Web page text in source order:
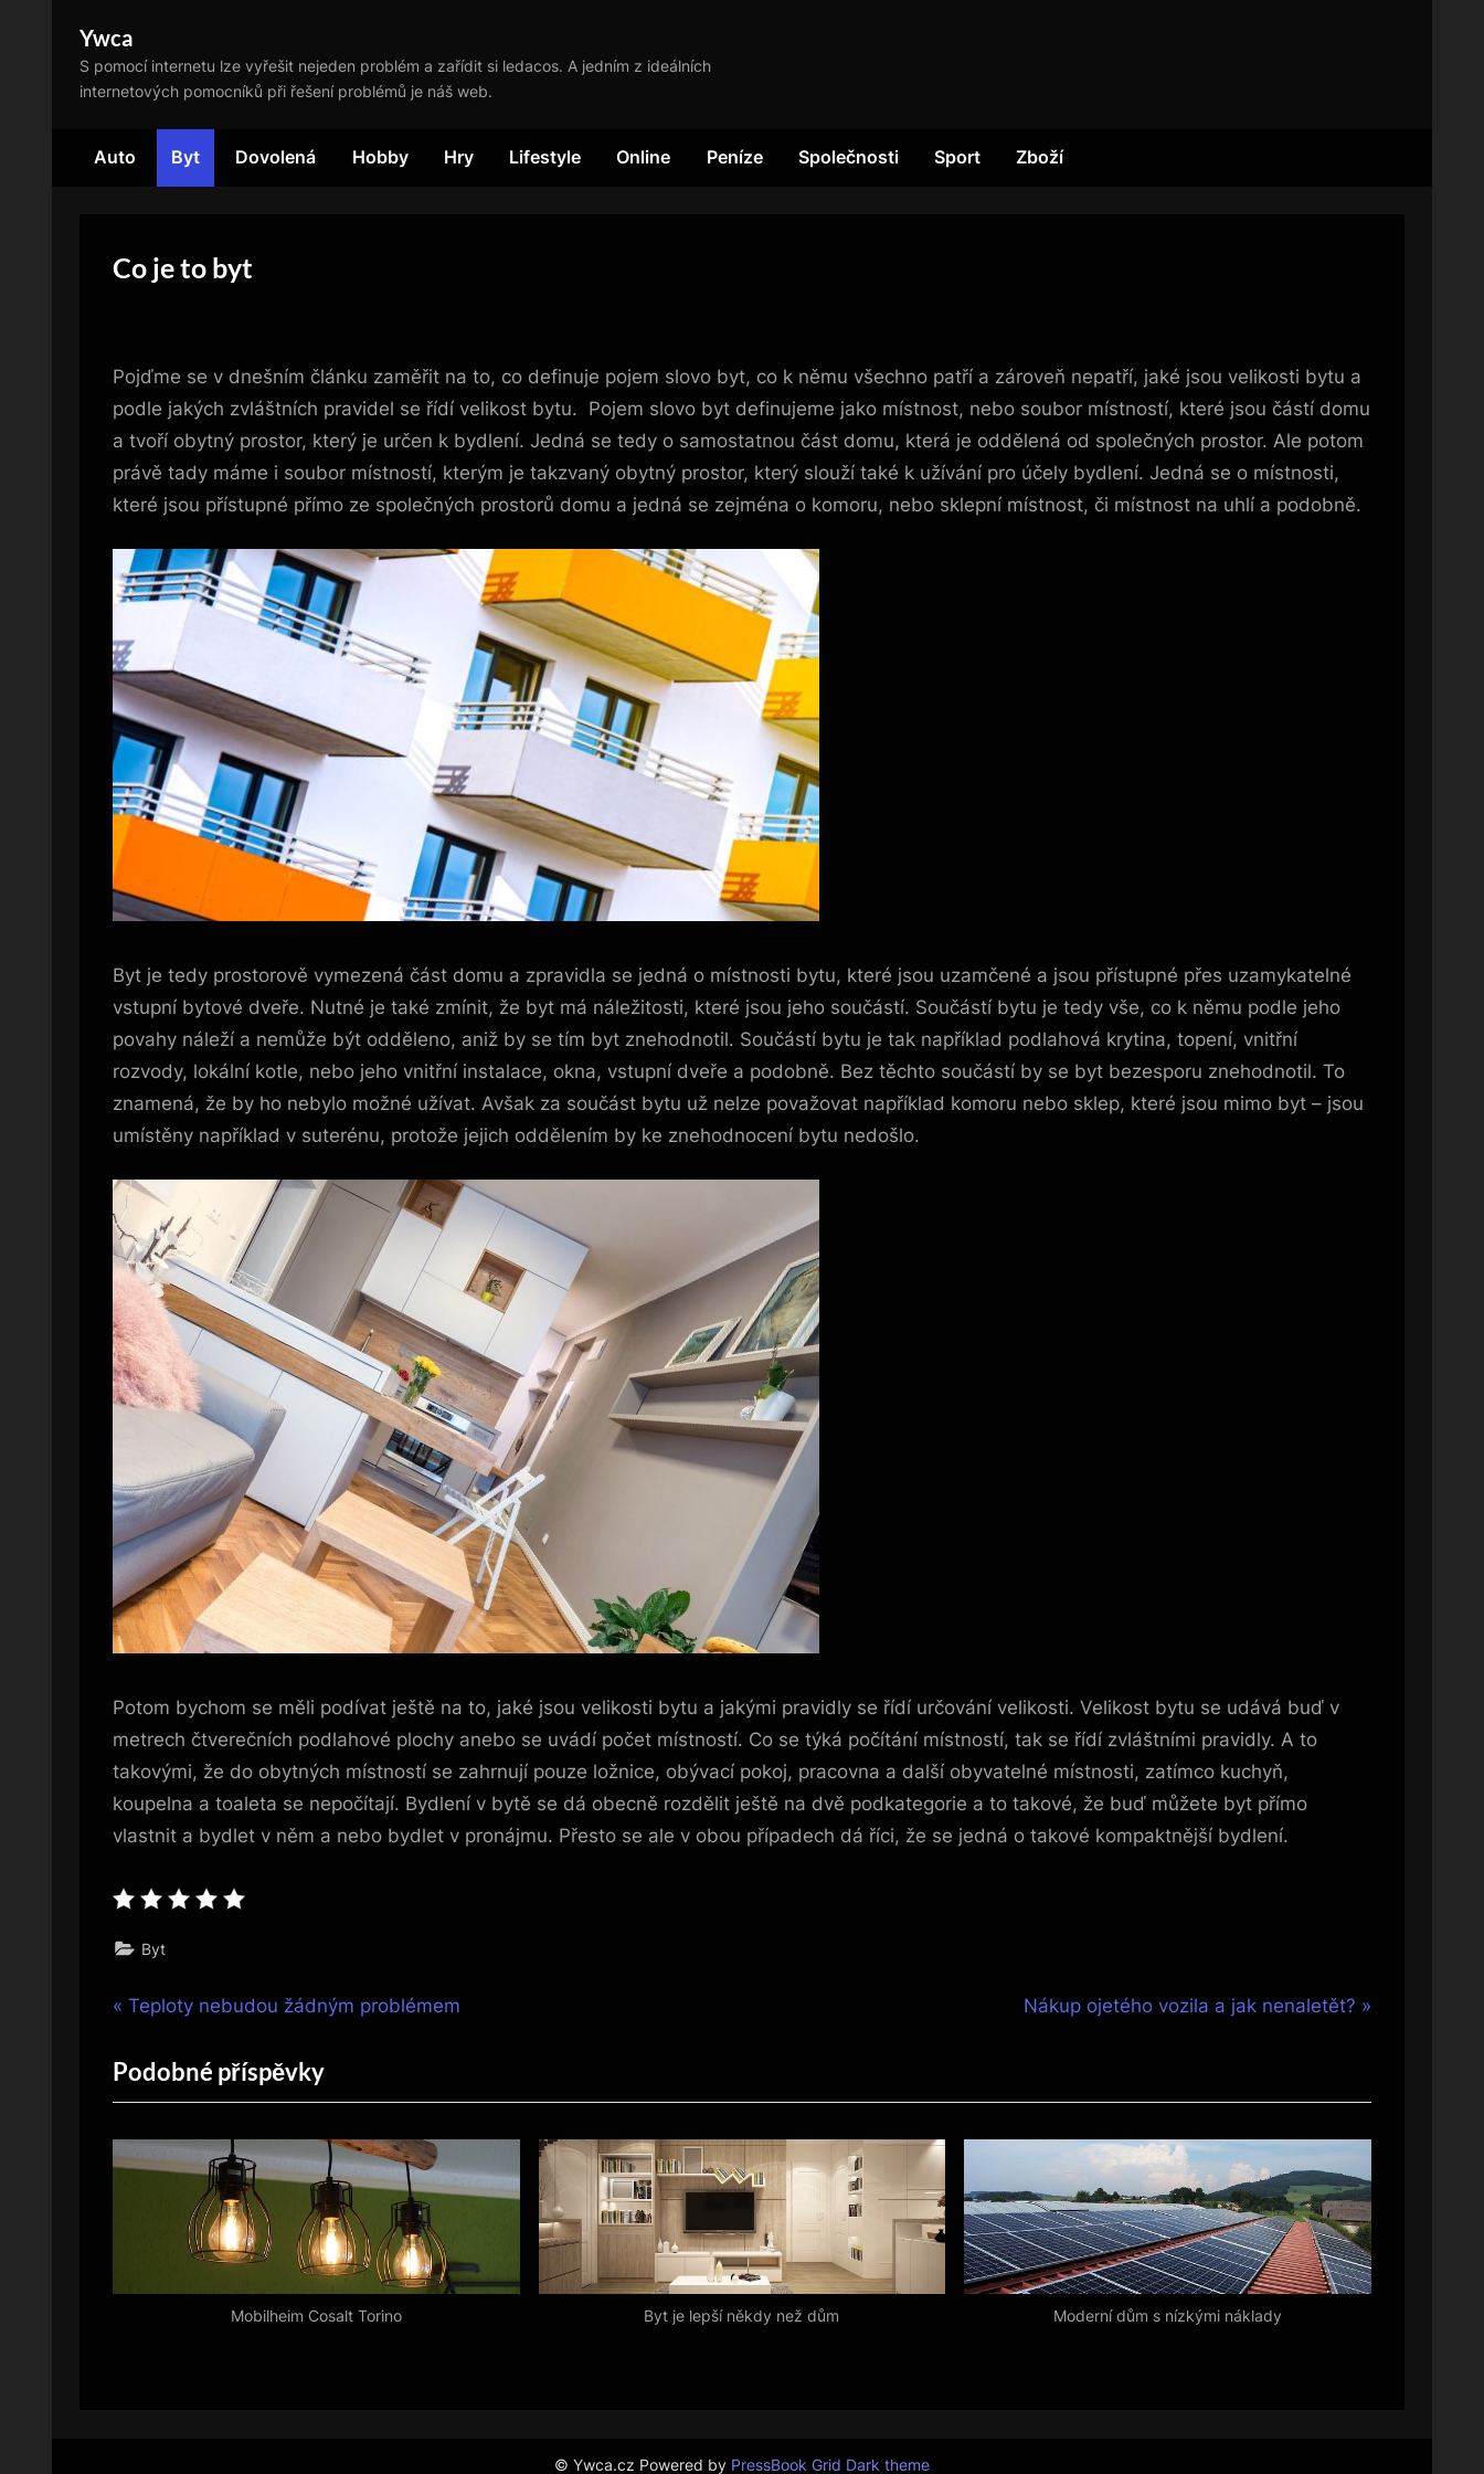
content
Ywca
S pomocí internetu lze vyřešit nejeden problém a zařídit si ledacos. A jedním z ideálních
internetových pomocníků při řešení problémů je náš web.
Auto Byt Dovolená Hobby Hry Lifestyle Online Peníze Společnosti Sport Zboží
Co je to byt
Pojďme se v dnešním článku zaměřit na to, co definuje pojem slovo byt, co k němu všechno patří a zároveň nepatří, jaké jsou velikosti bytu a
podle jakých zvláštních pravidel se řídí velikost bytu. Pojem slovo byt definujeme jako místnost, nebo soubor místností, které jsou částí domu
a tvoří obytný prostor, který je určen k bydlení. Jedná se tedy o samostatnou část domu, která je oddělená od společných prostor. Ale potom
právě tady máme i soubor místností, kterým je takzvaný obytný prostor, který slouží také k užívání pro účely bydlení. Jedná se o místnosti,
které jsou přístupné přímo ze společných prostorů domu a jedná se zejména o komoru, nebo sklepní místnost, či místnost na uhlí a podobně.
Byt je tedy prostorově vymezená část domu a zpravidla se jedná o místnosti bytu, které jsou uzamčené a jsou přístupné přes uzamykatelné
vstupní bytové dveře. Nutné je také zmínit, že byt má náležitosti, které jsou jeho součástí. Součástí bytu je tedy vše, co k němu podle jeho
povahy náleží a nemůže být odděleno, aniž by se tím byt znehodnotil. Součástí bytu je tak například podlahová krytina, topení, vnitřní
rozvody, lokální kotle, nebo jeho vnitřní instalace, okna, vstupní dveře a podobně. Bez těchto součástí by se byt bezesporu znehodnotil. To
znamená, že by ho nebylo možné užívat. Avšak za součást bytu už nelze považovat například komoru nebo sklep, které jsou mimo byt – jsou
umístěny například v suterénu, protože jejich oddělením by ke znehodnocení bytu nedošlo.
Potom bychom se měli podívat ještě na to, jaké jsou velikosti bytu a jakými pravidly se řídí určování velikosti. Velikost bytu se udává buď v
metrech čtverečních podlahové plochy anebo se uvádí počet místností. Co se týká počítání místností, tak se řídí zvláštními pravidly. A to
takovými, že do obytných místností se zahrnují pouze ložnice, obývací pokoj, pracovna a další obyvatelné místnosti, zatímco kuchyň,
koupelna a toaleta se nepočítají. Bydlení v bytě se dá obecně rozdělit ještě na dvě podkategorie a to takové, že buď můžete byt přímo
vlastnit a bydlet v něm a nebo bydlet v pronájmu. Přesto se ale v obou případech dá říci, že se jedná o takové kompaktnější bydlení.
Byt
Navigace
pro
příspěvek
P
e
v
o
o
Teploty nebudou žádným problémem
N
t
s
t
:
Nákup ojetého vozila a jak nenaletět?
Podobné příspěvky
Mobilheim Cosalt Torino Byt je lepší někdy než dům Moderní dům s nízkými náklady
© Ywca.cz Powered by PressBook Grid Dark theme